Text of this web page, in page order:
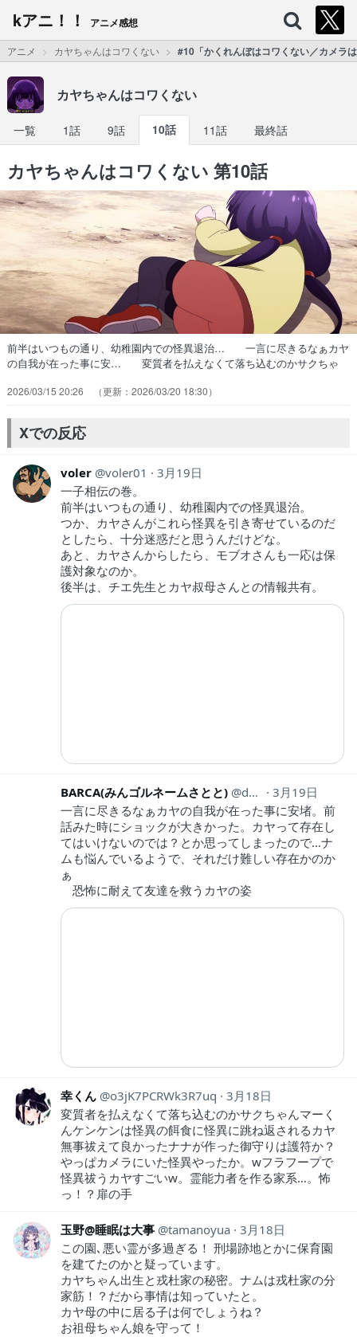
kアニ！！ アニメ感想
アニメ カヤちゃんはコワくない #10「かくれんぼはコワくない／カメラ
カヤちゃんはコワくない
一覧 1話 9話 10話 11話 最終話
カヤちゃんはコワくない 第10話
前半はいつもの通り、幼稚園内での怪異退治… 一言に尽きるなぁカヤ
の自我が在った事に安… 変質者を払えなくて落ち込むのかサクちゃ
今日も怖かった(´；ω；｀)… ずっと毎話おもろいの何なんカヤコ
戎杜家の真実が明らかになってきたね… カヤママンはどうやって呪胎
方法を知り、実… 真相へ近づくほどカヤママが悍ましくなる身…
2026/03/15 20:26 2026/03/20 18:30
Xでの反応
voler voler01
3月19日
一子相伝の巻。
前半はいつもの通り、幼稚園内での怪異退治。
つか、カヤさんがこれら怪異を引き寄せているのだ
としたら、十分迷惑だと思うんだけどな。
あと、カヤさんからしたら、モブオさんも一応は保
護対象なのか。
後半は、チエ先生とカヤ叔母さんとの情報共有。
BARCA(みんゴルネームさとと) da14barca
3月19日
一言に尽きるなぁカヤの自我が在った事に安堵。前
話みた時にショックが大きかった。カヤって存在し
てはいけないのでは？とか思ってしまったので…ナ
ムも悩んでいるようで、それだけ難しい存在かのか
ぁ
恐怖に耐えて友達を救うカヤの姿
幸くん o3jK7PCRWk3R7uq
3月18日
変質者を払えなくて落ち込むのかサクちゃんマーく
んケンケンは怪異の餌食に怪異に跳ね返されるカヤ
無事祓えて良かったナナが作った御守りは護符か？
やっぱカメラにいた怪異やったか。wフラフープで
怪異祓うカヤすごいw。霊能力者を作る家系…。怖
っ！？扉の手
玉野@睡眠は大事 tamanoyua 3月18日
この園､悪い霊が多過ぎる！ 刑場跡地とかに保育園
を建てたのかと疑っています。
カヤちゃん出生と戎杜家の秘密。ナムは戎杜家の分
家筋！？だから事情は知っていたと。
カヤ母の中に居る子は何でしょうね？
お祖母ちゃん娘を守って！